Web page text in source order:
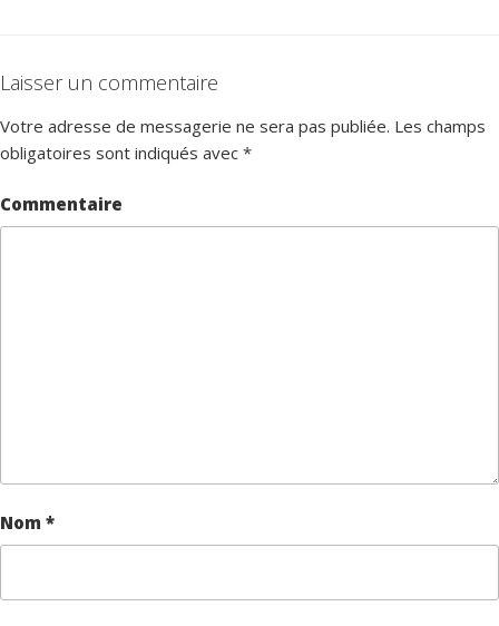
Laisser un commentaire
Votre adresse de messagerie ne sera pas publiée. Les champs
obligatoires sont indiqués avec *
Commentaire
Nom *